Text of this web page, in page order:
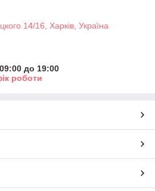
14/16, Харків, Україна
до 19:00
роботи